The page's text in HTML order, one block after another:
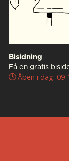
Bisidning
Få en gratis
Åben i dag: 09-